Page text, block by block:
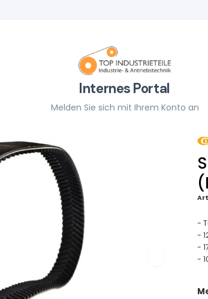
Internes Portal
Melden Sie sich mit Ihrem Konto an
-
-
-
-